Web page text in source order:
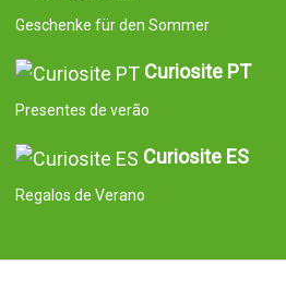
Geschenke für den Sommer
Curiosite PT
Presentes de verão
Curiosite ES
Regalos de Verano